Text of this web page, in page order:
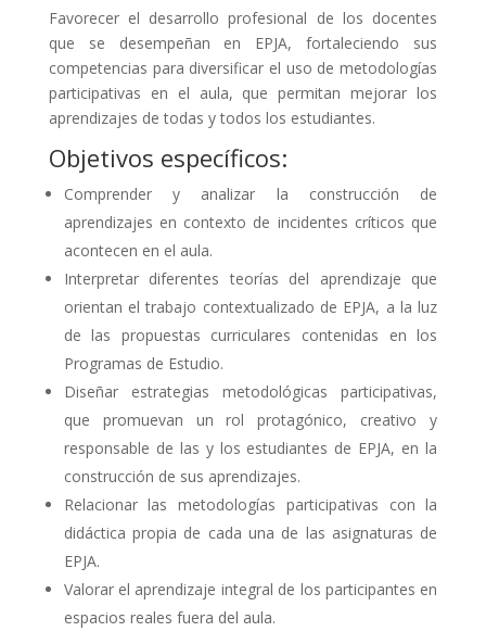
Favorecer el desarrollo profesional de los docentes
que se desempeñan en EPJA, fortaleciendo sus
competencias para diversificar el uso de metodologías
participativas en el aula, que permitan mejorar los
aprendizajes de todas y todos los estudiantes.
Objetivos específicos:
Comprender y analizar la construcción de
aprendizajes en contexto de incidentes críticos que
acontecen en el aula.
Interpretar diferentes teorías del aprendizaje que
orientan el trabajo contextualizado de EPJA, a la luz
de las propuestas curriculares contenidas en los
Programas de Estudio.
Diseñar estrategias metodológicas participativas,
que promuevan un rol protagónico, creativo y
responsable de las y los estudiantes de EPJA, en la
construcción de sus aprendizajes.
Relacionar las metodologías participativas con la
didáctica propia de cada una de las asignaturas de
EPJA.
Valorar el aprendizaje integral de los participantes en
espacios reales fuera del aula.